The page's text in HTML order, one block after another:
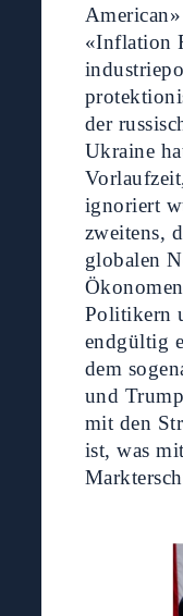
«Inflation
der
Ukraine
ignoriert
zweitens,
globalen
Politikern
endgültig
dem
und
mit den
ist, was